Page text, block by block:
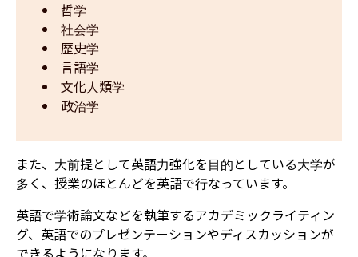
哲学
社会学
歴史学
言語学
文化人類学
政治学
​また、大前提として英語力強化を目的としている大学が
多く、授業のほとんどを英語で行なっています。
英語で学術論文などを執筆するアカデミックライティン
グ、英語でのプレゼンテーションやディスカッションが
できるようになります。